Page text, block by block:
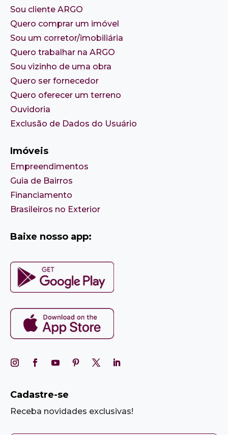
Sou cliente ARGO
Quero comprar um imóvel
Sou um corretor/imobiliária
Quero trabalhar na ARGO
Sou vizinho de uma obra
Quero ser fornecedor
Quero oferecer um terreno
Ouvidoria
Exclusão de Dados do Usuário
Imóveis
Empreendimentos
Guia de Bairros
Financiamento
Brasileiros no Exterior
Baixe nosso app:
Cadastre-se
Receba novidades exclusivas!